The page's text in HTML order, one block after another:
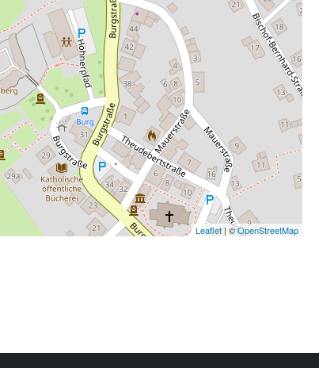
Leaflet| ©OpenStreetMap